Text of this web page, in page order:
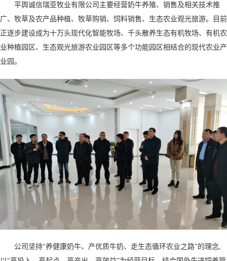
平舆诚信瑞亚牧业有限公司主要经营奶牛养殖、销售及相关技术推
广、牧草及农产品种植、牧草购销、饲料销售、生态农业观光旅游。目前
正逐步建设成为十万头现代化智能牧场、千头散养生态有机牧场、有机农
业种植园区、生态观光旅游农业园区等多个功能园区相结合的现代农业产
业园。
公司坚持“养健康奶牛、产优质牛奶、走生态循环农业之路”的理念,